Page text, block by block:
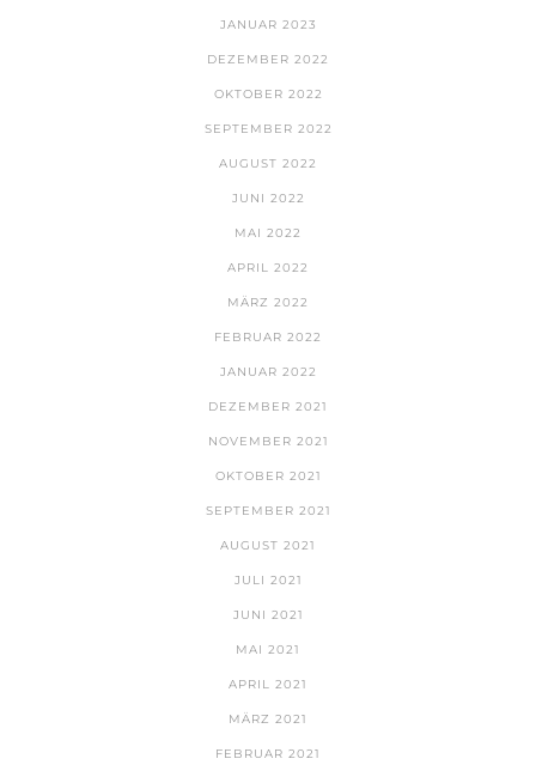
JANUAR 2023
DEZEMBER 2022
OKTOBER 2022
SEPTEMBER 2022
AUGUST 2022
JUNI 2022
MAI 2022
APRIL 2022
MÄRZ 2022
FEBRUAR 2022
JANUAR 2022
DEZEMBER 2021
NOVEMBER 2021
OKTOBER 2021
SEPTEMBER 2021
AUGUST 2021
JULI 2021
JUNI 2021
MAI 2021
APRIL 2021
MÄRZ 2021
FEBRUAR 2021